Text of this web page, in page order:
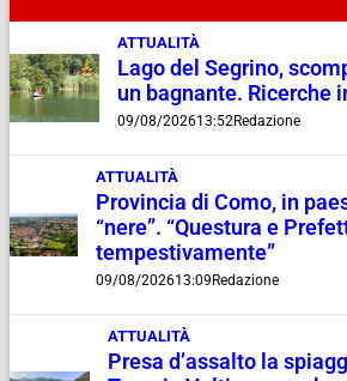
ATTUALITÀ
Lago del Segrino,
un bagnante. Ricerche
09/08/202613:52Redazione
ATTUALITÀ
Provincia di Como, in
“nere”. “Questura e
tempestivamente”
09/08/202613:09 Redazione
ATTUALITÀ
Presa d’assalto la